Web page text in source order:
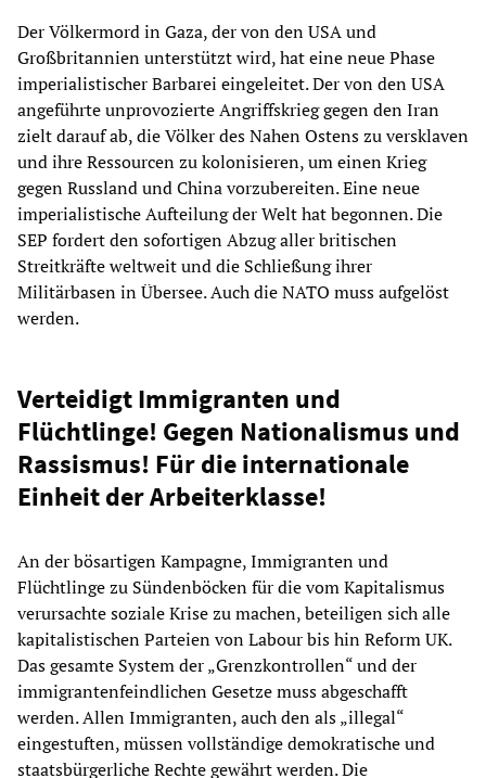
Der Völkermord in Gaza, der von den USA und
Großbritannien unterstützt wird, hat eine neue Phase
imperialistischer Barbarei eingeleitet. Der von den USA
angeführte unprovozierte Angriffskrieg gegen den Iran
zielt darauf ab, die Völker des Nahen Ostens zu versklaven
und ihre Ressourcen zu kolonisieren, um einen Krieg
gegen Russland und China vorzubereiten. Eine neue
imperialistische Aufteilung der Welt hat begonnen. Die
SEP fordert den sofortigen Abzug aller britischen
Streitkräfte weltweit und die Schließung ihrer
Militärbasen in Übersee. Auch die NATO muss aufgelöst
werden.
Verteidigt Immigranten und
Flüchtlinge! Gegen Nationalismus und
Rassismus! Für die internationale
Einheit der Arbeiterklasse!
An der bösartigen Kampagne, Immigranten und
Flüchtlinge zu Sündenböcken für die vom Kapitalismus
verursachte soziale Krise zu machen, beteiligen sich alle
kapitalistischen Parteien von Labour bis hin Reform UK.
Das gesamte System der „Grenzkontrollen“ und der
immigrantenfeindlichen Gesetze muss abgeschafft
werden. Allen Immigranten, auch den als „illegal“
eingestuften, müssen vollständige demokratische und
staatsbürgerliche Rechte gewährt werden. Die